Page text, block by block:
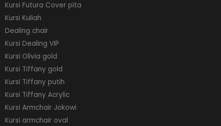
Kursi Futura Cover pita
Kursi Kuliah
Dealing chair
Kursi Dealing VIP
Kursi Olivia gold
Kursi Tiffany gold
Kursi Tiffany putih
Kursi Tiffany Acrylic
Kursi Armchair Jokowi
Kursi armchair oval